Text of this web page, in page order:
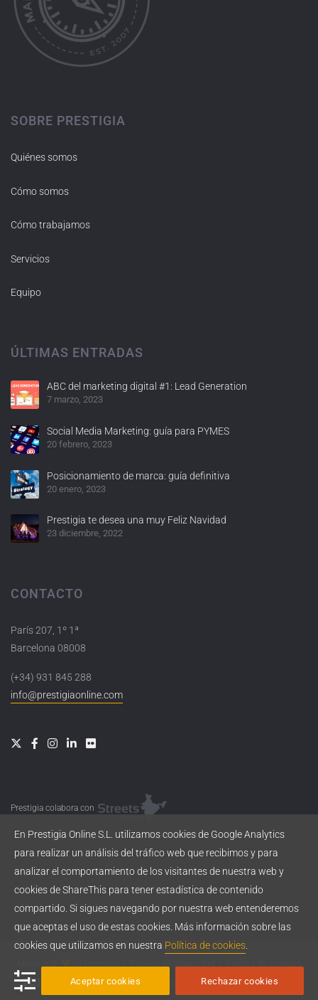
SOBRE PRESTIGIA
Quiénes somos
Cómo somos
Cómo trabajamos
Servicios
Equipo
ÚLTIMAS ENTRADAS
ABC del marketing digital #1: Lead Generation
7 marzo, 2023
Social Media Marketing: guía para PYMES
20 febrero, 2023
Posicionamiento de marca: guía definitiva
20 enero, 2023
Prestigia te desea una muy Feliz Navidad
23 diciembre, 2022
CONTACTO
París 207, 1º 1ª
Barcelona 08008
(+34) 931 845 288
info@prestigiaonline.com
Prestigia colabora con
Esta obra está bajo una
licencia de Creative Commons
En Prestigia Online S.L. utilizamos cookies de Google Analytics
para realizar un análisis del tráfico web que recibimos y para
analizar el comportamiento de los visitantes de nuestra web y
cookies de ShareThis para tener estadística de contenido
compartido. Si sigues navegando por nuestra web entenderemos
que aceptas el uso de estas cookies. Más información sobre las
cookies que utilizamos en nuestra Política de cookies
Aceptar cookies Rechazar cookies